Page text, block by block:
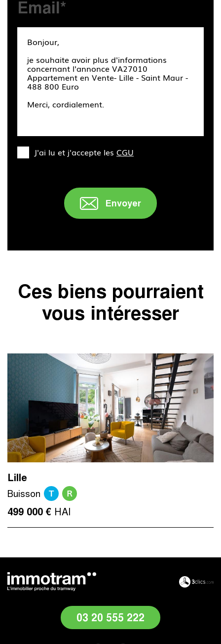
J'ai lu et j'accepte les CGU
Envoyer
Ces biens pourraient
vous intéresser
Lille
Buisson T R
499 000 € HAI
03 20 555 222